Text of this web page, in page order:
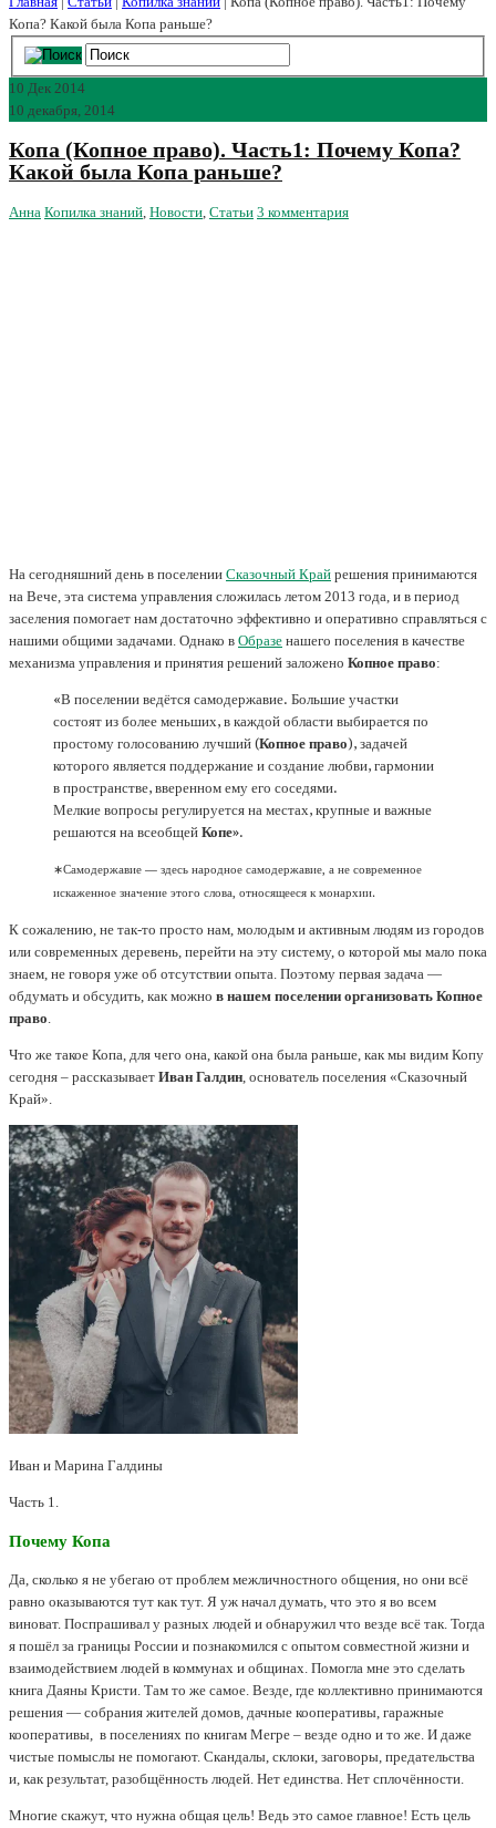
Копа? Какой была Копа раньше?
10 Дек 2014
10 декабря, 2014
Копа (Копное право). Часть1: Почему Копа?
Какой была Копа раньше?
Анна Копилка знаний, Новости, Статьи 3 комментария
На сегодняшний день в поселении Сказочный Край решения принимаются
на Вече, эта система управления сложилась летом 2013 года, и в период
заселения помогает нам достаточно эффективно и оперативно справляться с
нашими общими задачами. Однако в Образе нашего поселения в качестве
механизма управления и принятия решений заложено Копное право:
«В поселении ведётся самодержавие. Большие участки
состоят из более меньших, в каждой области выбирается по
простому голосованию лучший (Копное право), задачей
которого является поддержание и создание любви, гармонии
в пространстве, вверенном ему его соседями.
Мелкие вопросы регулируется на местах, крупные и важные
решаются на всеобщей Копе».
∗Самодержавие — здесь народное самодержавие, а не современное
искаженное значение этого слова, относящееся к монархии.
К сожалению, не так-то просто нам, молодым и активным людям из городов
или современных деревень, перейти на эту систему, о которой мы мало пока
знаем, не говоря уже об отсутствии опыта. Поэтому первая задача —
обдумать и обсудить, как можно в нашем поселении организовать Копное
право.
Что же такое Копа, для чего она, какой она была раньше, как мы видим Копу
сегодня – рассказывает Иван Галдин, основатель поселения «Сказочный
Край».
Иван и Марина Галдины
Часть 1.
Почему Копа
Да, сколько я не убегаю от проблем межличностного общения, но они всё
равно оказываются тут как тут. Я уж начал думать, что это я во всем
виноват. Поспрашивал у разных людей и обнаружил что везде всё так. Тогда
я пошёл за границы России и познакомился с опытом совместной жизни и
взаимодействием людей в коммунах и общинах. Помогла мне это сделать
книга Даяны Кристи. Там то же самое. Везде, где коллективно принимаются
решения — собрания жителей домов, дачные кооперативы, гаражные
кооперативы, в поселениях по книгам Мегре – везде одно и то же. И даже
чистые помыслы не помогают. Скандалы, склоки, заговоры, предательства
и, как результат, разобщённость людей. Нет единства. Нет сплочённости.
Многие скажут, что нужна общая цель! Ведь это самое главное! Есть цель